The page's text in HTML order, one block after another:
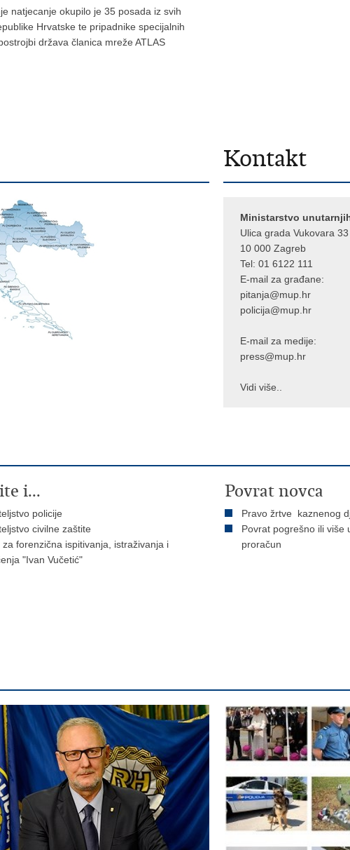
natjecanje okupilo je 35 posada iz svih
Hrvatske te pripadnike specijalnih
država članica mreže ATLAS
Kontakt
Ministarstvo
Ulica grada Vukovara 33
10 000 Zagreb
Tel: 01 6122 111
E-mail za građane:
pitanja@mup.hr
policija@mup.hr
E-mail za medije:
press@mup.hr
Vidi više..
i...
policije
civilne zaštite
za forenzična ispitivanja, istraživanja i
"Ivan Vučetić"
Povrat novca
Pravo žrtve kaznenog
Povrat pogrešno ili više
proračun